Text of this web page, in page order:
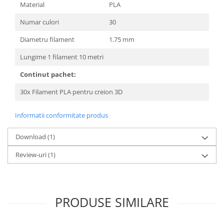
Material
PLA
Numar culori
30
Diametru filament
1.75 mm
Lungime 1 filament 10 metri
Continut pachet:
30x Filament PLA pentru creion 3D
Informatii conformitate produs
Download (1)
Review-uri(1)
PRODUSE SIMILARE